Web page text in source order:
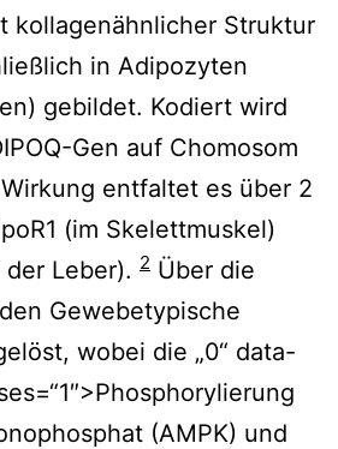
kollagenähnlicher Struktur
in Adipozyten
gebildet. Kodiert wird
Gen auf Chomosom
entfaltet es über 2
(im Skelettmuskel)
Leber). 2 Über die
Gewebetypische
wobei die „0“ data-
(AMPK) und